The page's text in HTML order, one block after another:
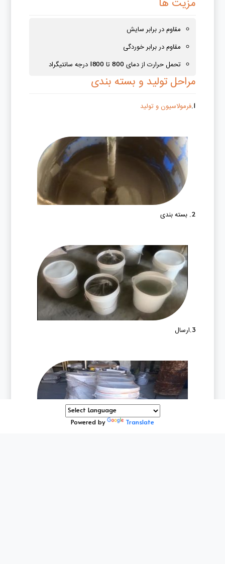
Powered by Translate
مزیت ها
مقاوم در برابر سایش
مقاوم در برابر خوردگی
تحمل حرارت از دمای 800 تا 1800 درجه سانتیگراد
مراحل تولید و بسته بندی
1. فرمولاسیون و تولید
2. بسته بندی
3.ارسال